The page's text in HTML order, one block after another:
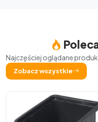
Najczęściej oglądane
Zobacz wszystkie